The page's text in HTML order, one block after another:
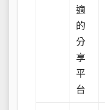
適
的
分
享
平
台